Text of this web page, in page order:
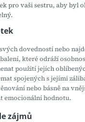
pro vaši sestru, aby byl
dovedností nebo
které odráží
použití jejích
spojených s jejími
nebo básně na
emocionální hodnotu.
zájmů